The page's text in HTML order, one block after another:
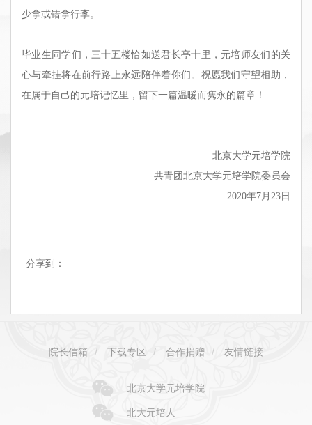
少拿或错拿行李。
毕业生同学们，三十五楼恰如送君长亭十里，元培师友们的关
心与牵挂将在前行路上永远陪伴着你们。祝愿我们守望相助，
在属于自己的元培记忆里，留下一篇温暖而隽永的篇章！
北京大学元培学院
共青团北京大学元培学院委员会
2020年7月23日
分享到：
院长信箱 / 下载专区 / 合作捐赠 / 友情链接
北京大学元培学院
北大元培人